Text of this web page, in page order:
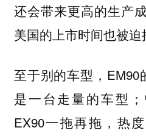
还会带来更高的生产
美国的上市时间也被迫
至于别的车型，EM90
是一台走量的车型
EX90一拖再拖，热